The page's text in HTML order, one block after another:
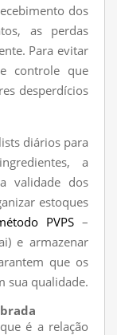
dos
as perdas
Para evitar
controle que
desperdícios
diários para
a
validade dos
estoques
PVPS –
e armazenar
que os
sua qualidade.
é a relação